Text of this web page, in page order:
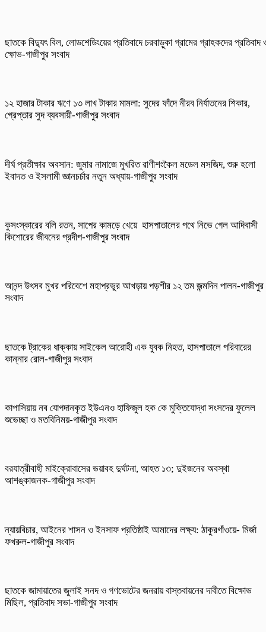
ছাতকে বিদ্যুৎ বিল, লোডশেডিংয়ের প্রতিবাদে চরবাড়ুকা গ্রামের গ্রাহকদের প্রতিবাদ
ক্ষোভ-গাজীপুর সংবাদ
১২ হাজার টাকার ঋণে ১৩ লাখ টাকার মামলা: সুদের ফাঁদে নীরব নির্যাতনের শিকার,
গ্রেপ্তার সুদ ব্যবসায়ী-গাজীপুর সংবাদ
দীর্ঘ প্রতীক্ষার অবসান: জুমার নামাজে মুখরিত রাণীশংকৈল মডেল মসজিদ, শুরু হলো
ইবাদত ও ইসলামী জ্ঞানচর্চার নতুন অধ্যায়-গাজীপুর সংবাদ
কুসংস্কারের বলি রতন, সাপের কামড়ে খেয়ে হাসপাতালের পথে নিভে গেল আদিবাসী
কিশোরের জীবনের প্রদীপ-গাজীপুর সংবাদ
আনন্দ উৎসব মুখর পরিবেশে মহাপ্রভুর আখড়ায় পড়শীর ১২ তম জন্মদিন পালন-গাজীপুর
সংবাদ
ছাতকে ট্রাকের ধাক্কায় সাইকেল আরোহী এক যুবক নিহত, হাসপাতালে পরিবারের
কান্নার রোল-গাজীপুর সংবাদ
কাপাসিয়ায় নব যোগদানকৃত ইউএনও হাফিজুল হক কে মুক্তিযোদ্ধা সংসদের ফুলেল
শুভেচ্ছা ও মতবিনিময়-গাজীপুর সংবাদ
বরযাত্রীবাহী মাইক্রোবাসের ভয়াবহ দুর্ঘটনা, আহত ১৩; দুইজনের অবস্থা
আশঙ্কাজনক-গাজীপুর সংবাদ
ন্যায়বিচার, আইনের শাসন ও ইনসাফ প্রতিষ্ঠাই আমাদের লক্ষ্য: ঠাকুরগাঁওয়ে- মির্জা
ফখরুল-গাজীপুর সংবাদ
ছাতকে জামায়াতের জুলাই সনদ ও গণভোটের জনরায় বাস্তবায়নের দাবীতে বিক্ষোভ
মিছিল, প্রতিবাদ সভা-গাজীপুর সংবাদ